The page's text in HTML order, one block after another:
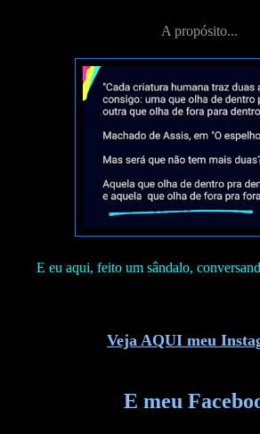
A propósito...
E eu aqui, feito um sândalo,
Veja AQUI meu
E meu